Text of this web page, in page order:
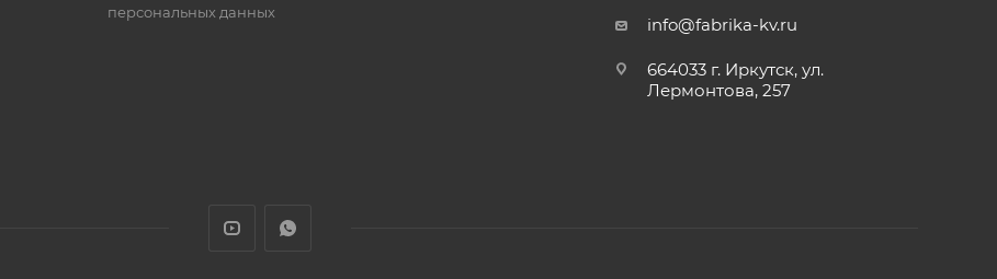
персональных данных
info@fabrika-kv.ru
664033 г. Иркутск, ул.
Лермонтова, 257